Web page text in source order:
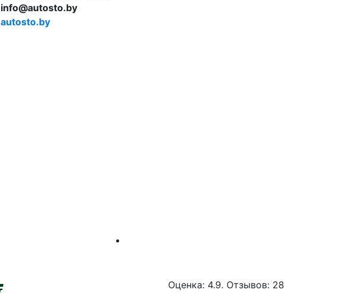
info@autosto.by
autosto.by
Оценка: 4.9. Отзывов: 28